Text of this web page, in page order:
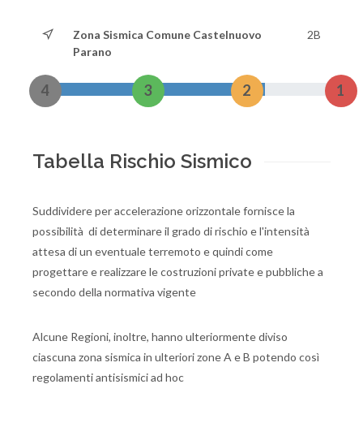
Zona Sismica Comune Castelnuovo
Parano
2B
4 3 2 1
Tabella Rischio Sismico
Suddividere per accelerazione orizzontale fornisce la
possibilità di determinare il grado di rischio e l'intensità
attesa di un eventuale terremoto e quindi come
progettare e realizzare le costruzioni private e pubbliche a
secondo della normativa vigente
Alcune Regioni, inoltre, hanno ulteriormente diviso
ciascuna zona sismica in ulteriori zone A e B potendo così
regolamenti antisismici ad hoc